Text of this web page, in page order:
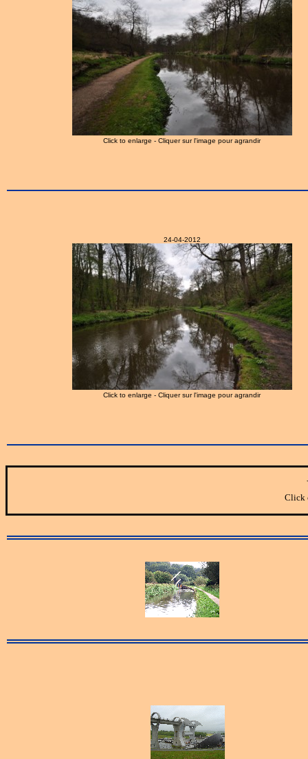
Click to enlarge - Cliquer sur l'image pour agrandir
24-04-2012
Click to enlarge - Cliquer sur l'image pour agrandir
Click